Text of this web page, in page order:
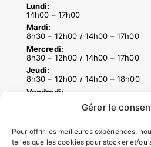
Gérer le
Pour offrir les meilleures expériences,
telles que les cookies pour stocker et/ou
Lundi:
14h00 – 17h00
Mardi:
8h30 – 12h00 / 14h00 – 17h00
Mercredi:
8h30 – 12h00 / 14h00 – 17h00
Jeudi:
8h30 – 12h00 / 14h00 – 18h00
Vendredi:
ACCÉS RAPIDES